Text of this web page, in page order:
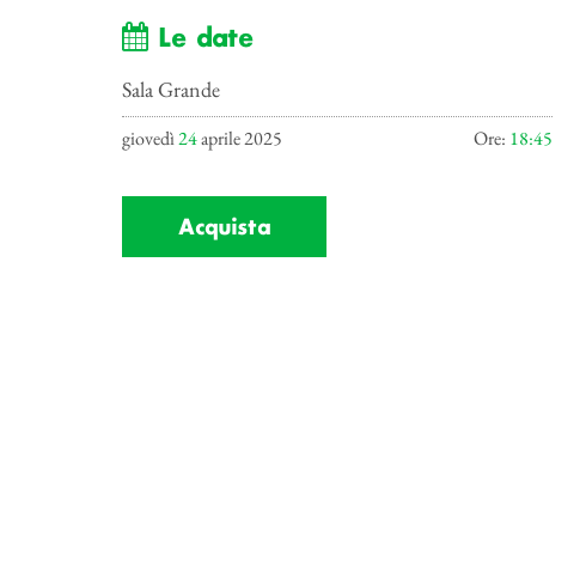
Le date
Sala Grande
giovedì24aprile 2025 Ore: 18:45
Acquista